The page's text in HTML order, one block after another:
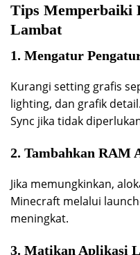
Tips Memperbaiki
Lambat
1. Mengatur
Kurangi setting grafis
lighting, dan grafik
Sync jika tidak
2. Tambahkan RAM
Jika memungkinkan,
Minecraft melalui
meningkat.
3. Matikan Aplikasi